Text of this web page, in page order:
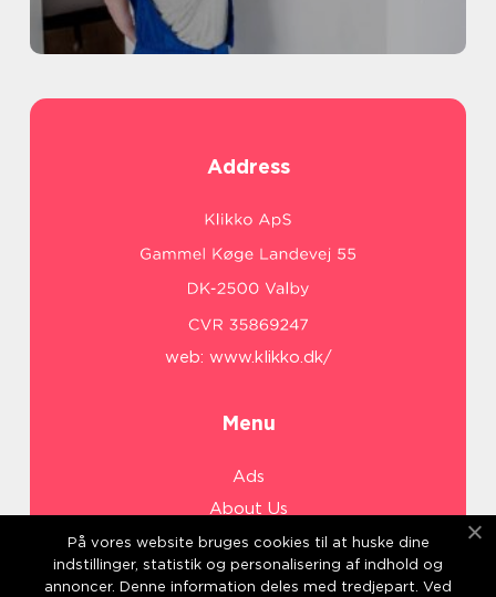
Address
web: www.klikko.dk/
Menu
Ads
About Us
Cookies
Contact
På vores website bruges cookies til at huske dine
indstillinger, statistik og personalisering af indhold og
annoncer. Denne information deles med tredjepart. Ved